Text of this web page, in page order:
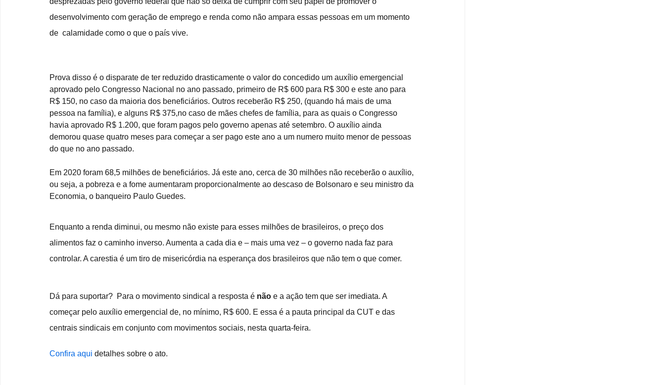
desenvolvimento com geração de emprego e renda como não ampara essas pessoas em um momento
de  calamidade como o que o país vive.
Prova disso é o disparate de ter reduzido drasticamente o valor do concedido um auxílio emergencial
aprovado pelo Congresso Nacional no ano passado, primeiro de R$ 600 para R$ 300 e este ano para
R$ 150, no caso da maioria dos beneficiários. Outros receberão R$ 250, (quando há mais de uma
pessoa na família), e alguns R$ 375,no caso de mães chefes de família, para as quais o Congresso
havia aprovado R$ 1.200, que foram pagos pelo governo apenas até setembro. O auxílio ainda
demorou quase quatro meses para começar a ser pago este ano a um numero muito menor de pessoas
do que no ano passado.
Em 2020 foram 68,5 milhões de beneficiários. Já este ano, cerca de 30 milhões não receberão o auxílio,
ou seja, a pobreza e a fome aumentaram proporcionalmente ao descaso de Bolsonaro e seu ministro da
Economia, o banqueiro Paulo Guedes.
Enquanto a renda diminui, ou mesmo não existe para esses milhões de brasileiros, o preço dos
alimentos faz o caminho inverso. Aumenta a cada dia e – mais uma vez – o governo nada faz para
controlar. A carestia é um tiro de misericórdia na esperança dos brasileiros que não tem o que comer.
Dá para suportar?  Para o movimento sindical a resposta é não e a ação tem que ser imediata. A
começar pelo auxílio emergencial de, no mínimo, R$ 600. E essa é a pauta principal da CUT e das
centrais sindicais em conjunto com movimentos sociais, nesta quarta-feira.
Confira aqui detalhes sobre o ato.